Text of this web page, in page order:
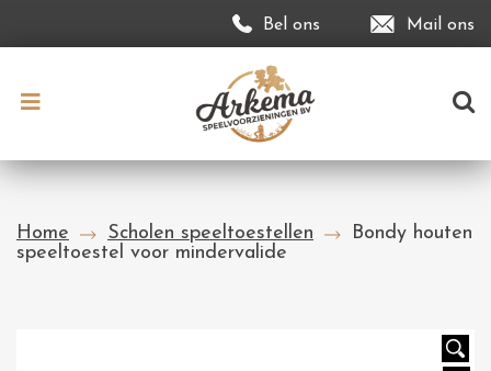
Bel ons Mail ons
Home Scholen speeltoestellen
Bondy houten
speeltoestel voor mindervalide